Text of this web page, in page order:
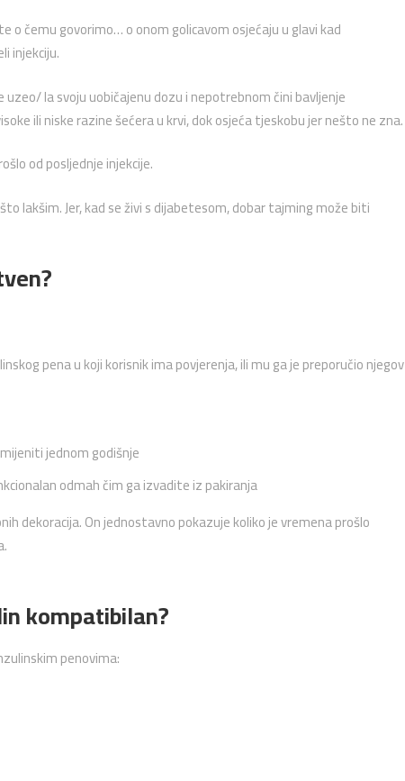
o čemu govorimo… o onom golicavom osjećaju u glavi kad
injekciju.
la svoju uobičajenu dozu i nepotrebnom čini bavljenje
ili niske razine šećera u krvi, dok osjeća tjeskobu jer nešto ne zna.
od posljednje injekcije.
lakšim. Jer, kad se živi s dijabetesom, dobar tajming može biti
pena u koji korisnik ima povjerenja, ili mu ga je preporučio njegov
jednom godišnje
odmah čim ga izvadite iz pakiranja
dekoracija. On jednostavno pokazuje koliko je vremena prošlo
kompatibilan?
penovima: